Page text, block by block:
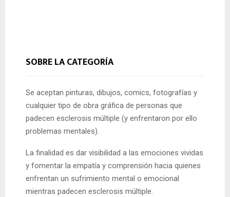
SOBRE LA CATEGORÍA
Se aceptan pinturas, dibujos, comics, fotografías y
cualquier tipo de obra gráfica de personas que
padecen esclerosis múltiple (y enfrentaron por ello
problemas mentales).
La finalidad es dar visibilidad a las emociones vividas
y fomentar la empatía y comprensión hacia quienes
enfrentan un sufrimiento mental o emocional
mientras padecen esclerosis múltiple.